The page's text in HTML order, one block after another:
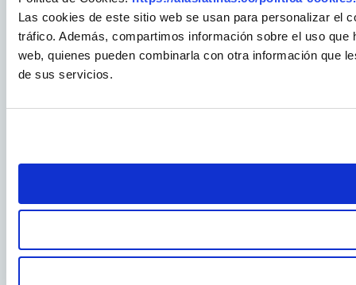
Las cookies de este sitio web se usan para personalizar el
tráfico. Además, compartimos información sobre el uso
web, quienes pueden combinarla con otra información que
de sus servicios.